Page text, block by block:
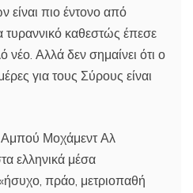
είναι πιο έντονο από
καθεστώς έπεσε
νέο. Αλλά δεν σημαίνει ότι ο
για τους Σύρους είναι
Μοχάμεντ Αλ
ελληνικά μέσα
πράο, μετριοπαθή